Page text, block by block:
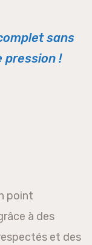
sans
pression !
point
à des
et des